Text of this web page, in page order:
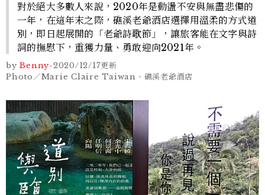
對於絕大多數人來說，2020年是動盪不安與無盡悲傷的
一年，在這年末之際，礁溪老爺酒店選擇用溫柔的方式道
別，即日起展開的「老爺詩歌節」，讓旅客能在文字與詩
詞的撫慰下，重獲力量、勇敢迎向2021年。
by Benny-2020/12/17更新
Photo／Marie Claire Taiwan、礁溪老爺酒店